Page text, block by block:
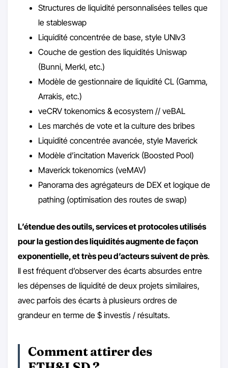
Structures de liquidité personnalisées telles que
le stableswap
Liquidité concentrée de base, style UNIv3
Couche de gestion des liquidités Uniswap
(Bunni, Merkl, etc.)
Modèle de gestionnaire de liquidité CL (Gamma,
Arrakis, etc.)
veCRV tokenomics & ecosystem // veBAL
Les marchés de vote et la culture des bribes
Liquidité concentrée avancée, style Maverick
Modèle d’incitation Maverick (Boosted Pool)
Maverick tokenomics (veMAV)
Panorama des agrégateurs de DEX et logique de
pathing (optimisation des routes de swap)
L’étendue des outils, services et protocoles utilisés
pour la gestion des liquidités augmente de façon
exponentielle, et très peu d’acteurs suivent de près.
Il est fréquent d’observer des écarts absurdes entre
les dépenses de liquidité de deux projets similaires,
avec parfois des écarts à plusieurs ordres de
grandeur en terme de $ investis / résultats.
Comment attirer des